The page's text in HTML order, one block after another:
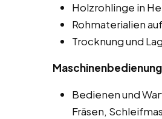
Holzrohlinge in
Rohmaterialien
Trocknung und
Bedienen und
Fräsen,